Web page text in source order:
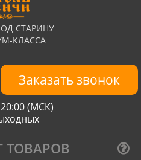
СТАРИНУ
КЛАССА
Заказать звонок
(МСК)
ТОВАРОВ